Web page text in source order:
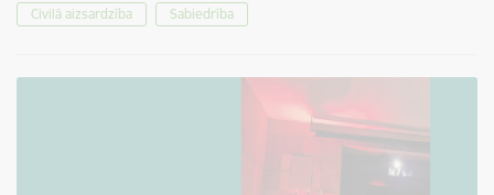
Civilā aizsardzība Sabiedrība